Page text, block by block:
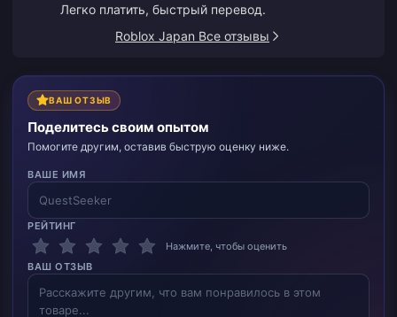
Легко платить, быстрый перевод.
Roblox Japan Все отзывы
ВАШ ОТЗЫВ
Поделитесь своим опытом
Помогите другим, оставив быструю оценку ниже.
ВАШЕ ИМЯ
РЕЙТИНГ
Нажмите, чтобы оценить
ВАШ ОТЗЫВ